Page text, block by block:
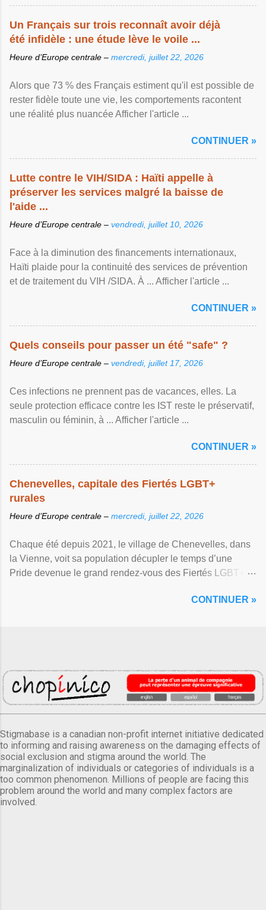
Un Français sur trois reconnaît avoir déjà
été infidèle : une étude lève le voile ...
Heure d’Europe centrale – mercredi, juillet 22, 2026
Alors que 73 % des Français estiment qu'il est possible de
rester fidèle toute une vie, les comportements racontent
une réalité plus nuancée Afficher l'article ...
CONTINUER »
Lutte contre le VIH/SIDA : Haïti appelle à
préserver les services malgré la baisse de
l'aide ...
Heure d’Europe centrale – vendredi, juillet 10, 2026
Face à la diminution des financements internationaux,
Haïti plaide pour la continuité des services de prévention
et de traitement du VIH /SIDA. À ... Afficher l'article ...
CONTINUER »
Quels conseils pour passer un été "safe" ?
Heure d’Europe centrale – vendredi, juillet 17, 2026
Ces infections ne prennent pas de vacances, elles. La
seule protection efficace contre les IST reste le préservatif,
masculin ou féminin, à ... Afficher l'article ...
CONTINUER »
Chenevelles, capitale des Fiertés LGBT+
rurales
Heure d’Europe centrale – mercredi, juillet 22, 2026
Chaque été depuis 2021, le village de Chenevelles, dans
la Vienne, voit sa population décupler le temps d’une
Pride devenue le grand rendez-vous des Fiertés LGBT+
CONTINUER »
Stigmabase is a canadian non-profit internet initiative dedicated
to informing and raising awareness on the damaging effects of
social exclusion and stigma around the world. The
marginalization of individuals or categories of individuals is a
too common phenomenon. Millions of people are facing this
problem around the world and many complex factors are
involved.